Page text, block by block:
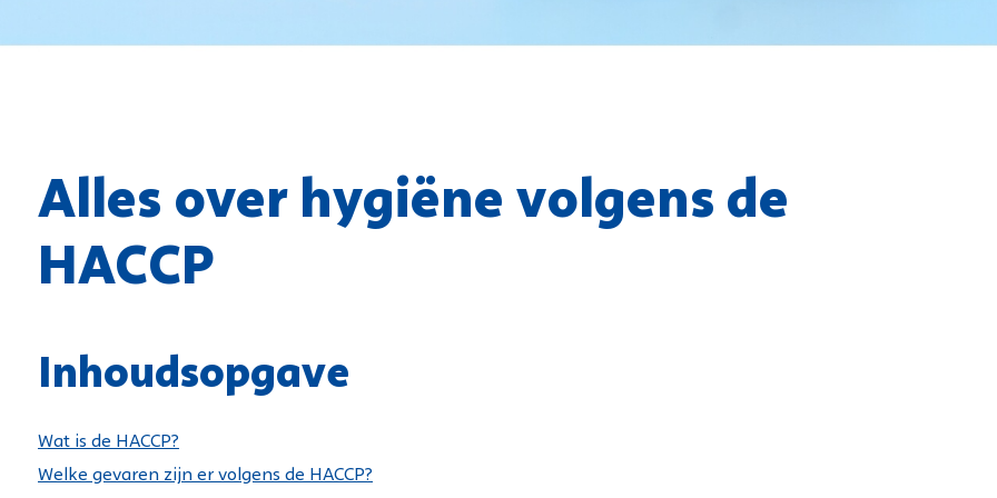
Achterloop-schrobmachines
Buiten- en stadsreiniging
Tapijt-sproeiextractiemachines
Alles over hygiëne volgens de
HACCP
Inhoudsopgave
Wat is de HACCP?
Welke gevaren zijn er volgens de HACCP?